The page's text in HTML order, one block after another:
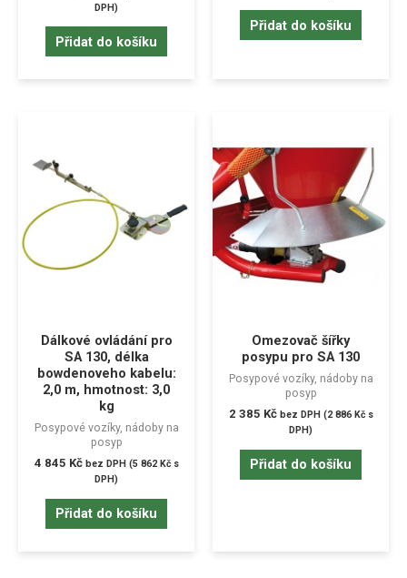
DPH)
Přidat do košíku
Přidat do košíku
Dálkové ovládání pro
SA 130, délka
bowdenoveho kabelu:
2,0 m, hmotnost: 3,0
kg
Posypové vozíky, nádoby na
posyp
4 845 Kč bez DPH (5 862 Kčs
DPH)
Přidat do košíku
Omezovač šířky
posypu pro SA 130
Posypové vozíky, nádoby na
posyp
2 385 Kč bez DPH (2 886 Kčs
DPH)
Přidat do košíku